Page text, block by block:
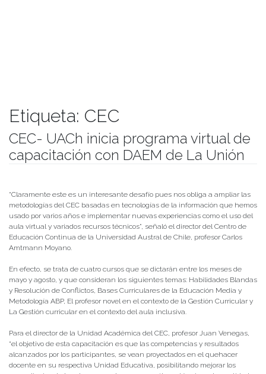
Etiqueta: CEC
CEC- UACh inicia programa virtual de
capacitación con DAEM de La Unión
“Claramente este es un interesante desafío pues nos obliga a ampliar las
metodologías del CEC basadas en tecnologías de la información que hemos
usado por varios años e implementar nuevas experiencias como el uso del
aula virtual y variados recursos técnicos”, señaló el director del Centro de
Educación Continua de la Universidad Austral de Chile, profesor Carlos
Amtmann Moyano.
En efecto, se trata de cuatro cursos que se dictarán entre los meses de
mayo y agosto, y que consideran los siguientes temas: Habilidades Blandas
y Resolución de Conflictos, Bases Curriculares de la Educación Media y
Metodología ABP, El profesor novel en el contexto de la Gestión Curricular y
La Gestión curricular en el contexto del aula inclusiva.
Para el director de la Unidad Académica del CEC, profesor Juan Venegas,
“el objetivo de esta capacitación es que las competencias y resultados
alcanzados por los participantes, se vean proyectados en el quehacer
docente en su respectiva Unidad Educativa, posibilitando mejorar los